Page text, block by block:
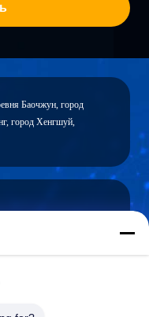
Баочжун, город
город Хенгшуй,